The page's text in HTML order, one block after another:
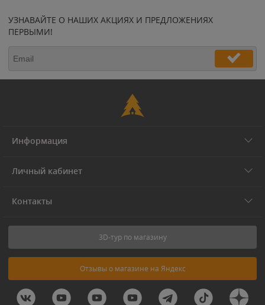
УЗНАВАЙТЕ О НАШИХ АКЦИЯХ И ПРЕДЛОЖЕНИЯХ
ПЕРВЫМИ!
Информация
Личный кабинет
Контакты
3D-тур по магазину
Отзывы о магазине на Яндекс